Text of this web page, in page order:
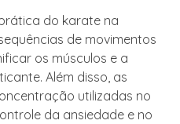
do karate na
de movimentos
os músculos e a
Além disso, as
utilizadas no
da ansiedade e no